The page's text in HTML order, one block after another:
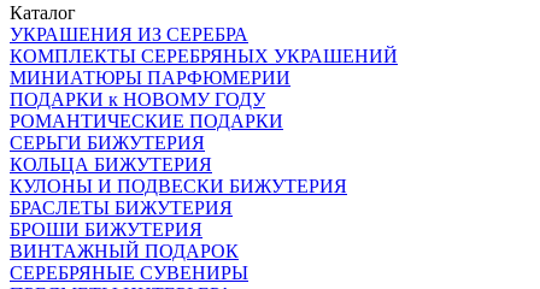
Каталог
УКРАШЕНИЯ ИЗ СЕРЕБРА
КОМПЛЕКТЫ СЕРЕБРЯНЫХ УКРАШЕНИЙ
МИНИАТЮРЫ ПАРФЮМЕРИИ
ПОДАРКИ к НОВОМУ ГОДУ
РОМАНТИЧЕСКИЕ ПОДАРКИ
СЕРЬГИ БИЖУТЕРИЯ
КОЛЬЦА БИЖУТЕРИЯ
КУЛОНЫ И ПОДВЕСКИ БИЖУТЕРИЯ
БРАСЛЕТЫ БИЖУТЕРИЯ
БРОШИ БИЖУТЕРИЯ
ВИНТАЖНЫЙ ПОДАРОК
СЕРЕБРЯНЫЕ СУВЕНИРЫ